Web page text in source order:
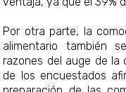
Por otra parte, la
alimentario también
razones del auge de la
de los encuestados